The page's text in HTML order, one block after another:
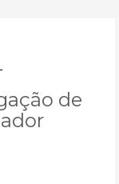
de